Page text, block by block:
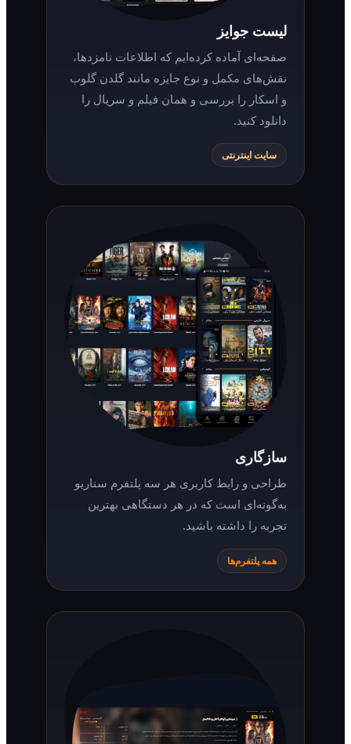
لیست جوایز
صفحه‌ای آماده کرده‌ایم که اطلاعات نامزدها،
نقش‌های مکمل و نوع جایزه مانند گلدن گلوب
و اسکار را بررسی و همان فیلم و سریال را
سایت اینترنتی
طراحی و رابط کاربری هر سه پلتفرم سناریو
به‌گونه‌ای است که در هر دستگاهی بهترین
تجربه را داشته باشید.
همه پلتفرم‌ها